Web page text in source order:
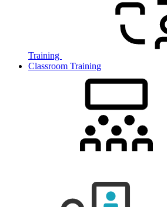
Training
Classroom Training